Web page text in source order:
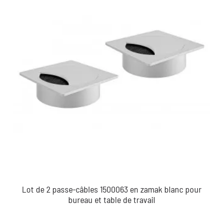
Lot de 2 passe-câbles 1500063 en zamak blanc pour
bureau et table de travail